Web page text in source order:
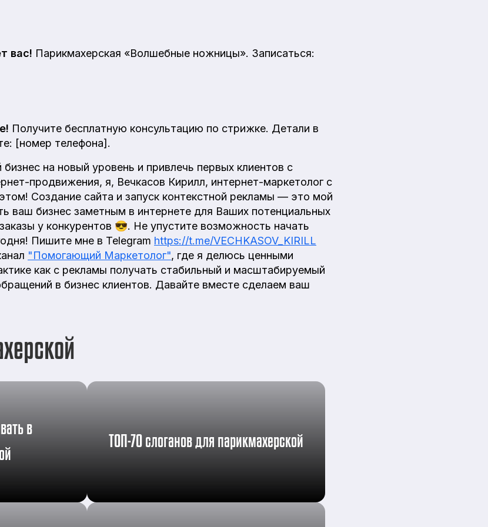
вас! Парикмахерская «Волшебные ножницы». Записаться:
Получите бесплатную консультацию по стрижке. Детали в
[номер телефона].
на новый уровень и привлечь первых клиентов с
продвижения, я, Вечкасов Кирилл, интернет-маркетолог с
Создание сайта и запуск контекстной рекламы — это мой
ваш бизнес заметным в интернете для Ваших потенциальных
у конкурентов 😎. Не упустите возможность начать
Пишите мне в Telegram https://t.me/VECHKASOV_KIRILL
"Помогающий Маркетолог", где я делюсь ценными
как с рекламы получать стабильный и масштабируемый
в бизнес клиентов. Давайте вместе сделаем ваш
в
ТОП-70 слоганов для парикмахерской